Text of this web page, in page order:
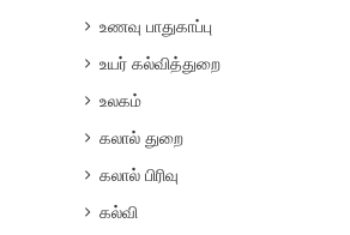
உணவு பாதுகாப்பு
உயர் கல்வித்துறை
உலகம்
கலால் துறை
கலால் பிரிவு
கல்வி